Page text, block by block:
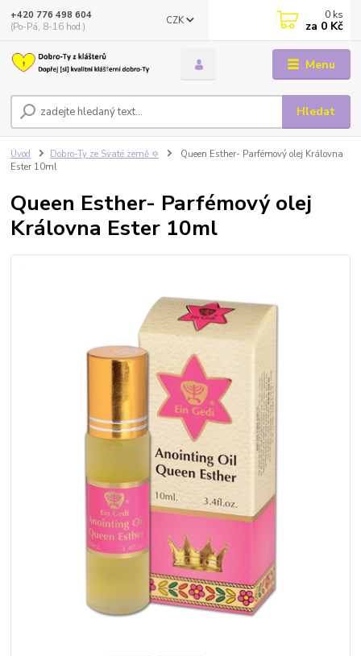
Menu
CZK
Hledat
+420 776 498 604
(Po-Pá, 8-16 hod.)
0 ks
za 0 Kč
Úvod Dobro-Ty ze Svaté země ✡️
Queen Esther- Parfémový olej Královna
Ester 10ml
Queen Esther- Parfémový olej
Královna Ester 10ml